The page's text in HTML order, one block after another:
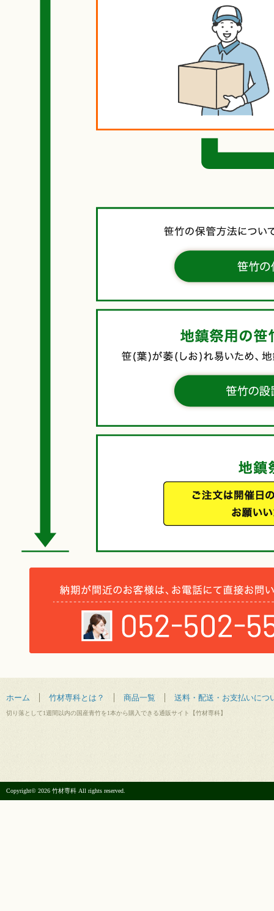
ホーム 竹材専科とは？ 商品一覧 送料・配送・お支払いにつ
切り落として1週間以内の国産青竹を1本から購入できる通販サイト【竹材専科】
Copyright© 2026 竹材専科 All rights reserved.